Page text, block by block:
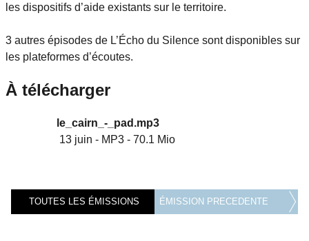
les dispositifs d’aide existants sur le territoire.
3 autres épisodes de L’Écho du Silence sont disponibles sur
les plateformes d’écoutes.
À télécharger
le_cairn_-_pad.mp3
13 juin - MP3 - 70.1 Mio
TOUTES LES ÉMISSIONS ÉMISSION PRECEDENTE